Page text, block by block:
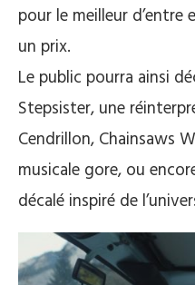
pour le meilleur
un prix.
Le public pourra ainsi
Stepsister, une
Cendrillon, Chainsaws
musicale gore, ou
décalé inspiré de